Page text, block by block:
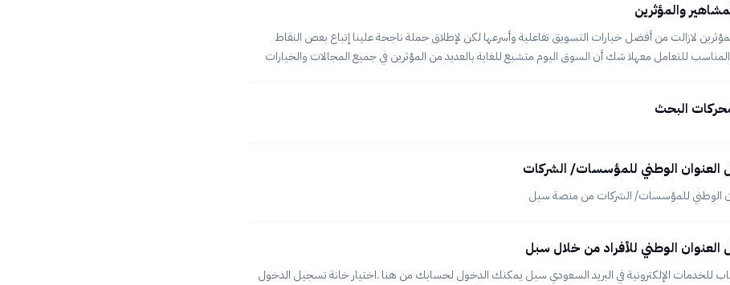
هنا سيكون هو
والمؤثرين
لازالت من أفضل خيارات التسويق تفاعلية وأسرعها لكن لإطلاق حملة ناجحة علينا إتباع بعص النقاط
المؤثر المناسب للتعامل معهلا شك أن السوق اليوم متشبع للغاية بالعديد من المؤثرين في جميع المجالات والخيارات
البحث
الوطني للمؤسسات/ الشركات
من منصة سبل
الوطني للأفراد من خلال سبل
للخدمات الإلكترونية في البريد السعودي سبل يمكنك الدخول لحسابك من هنا .اختيار خانة تسجيل الدخول